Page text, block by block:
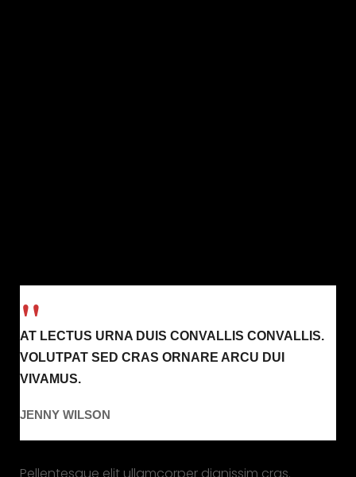
AT LECTUS URNA DUIS CONVALLIS CONVALLIS.
VOLUTPAT SED CRAS ORNARE ARCU DUI
VIVAMUS.
JENNY WILSON
Pellentesque elit ullamcorper dignissim cras.